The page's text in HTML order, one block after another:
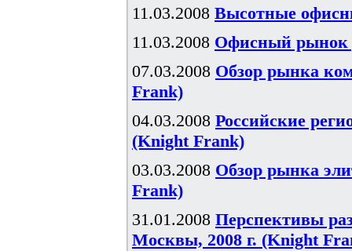
11.03.2008 Высотные
11.03.2008 Офисный рынок
07.03.2008 Обзор рынка
Frank)
04.03.2008 Российские
(Knight Frank)
03.03.2008 Обзор рынка
Frank)
31.01.2008 Перспективы
Москвы, 2008 г. (Knight